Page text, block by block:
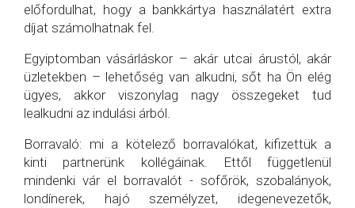
előfordulhat, hogy a bankkártya használatért extra
díjat számolhatnak fel.
Egyiptomban vásárláskor – akár utcai árustól, akár
üzletekben – lehetőség van alkudni, sőt ha Ön elég
ügyes, akkor viszonylag nagy összegeket tud
lealkudni az indulási árból.
Borravaló: mi a kötelező borravalókat, kifizettük a
kinti partnerünk kollégáinak. Ettől függetlenül
mindenki vár el borravalót - sofőrök, szobalányok,
londínerek, hajó személyzet, idegenevezetők,